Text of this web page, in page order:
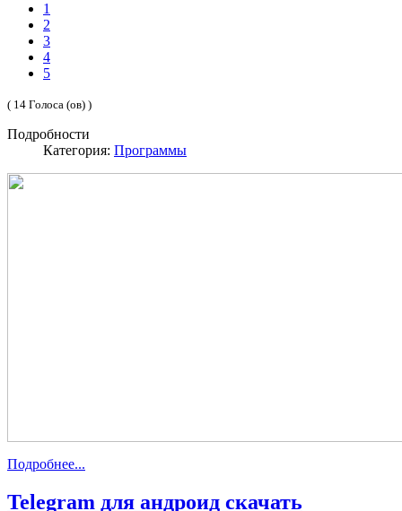
1
2
3
4
5
( 14 Голоса (ов) )
Подробности
Категория: Программы
Подробнее...
Telegram для андроид скачать